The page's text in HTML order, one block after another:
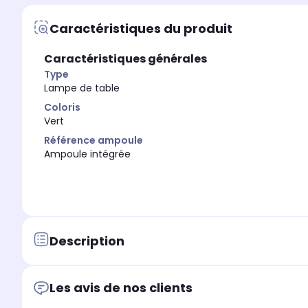
Caractéristiques du produit
Caractéristiques générales
Type
Lampe de table
Coloris
Vert
Référence ampoule
Ampoule intégrée
Description
Les avis de nos clients